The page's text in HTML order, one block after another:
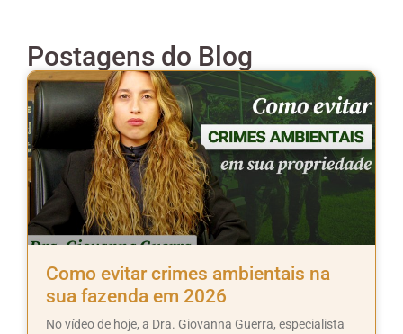
Postagens do Blog
Como evitar crimes ambientais na
sua fazenda em 2026
No vídeo de hoje, a Dra. Giovanna Guerra, especialista